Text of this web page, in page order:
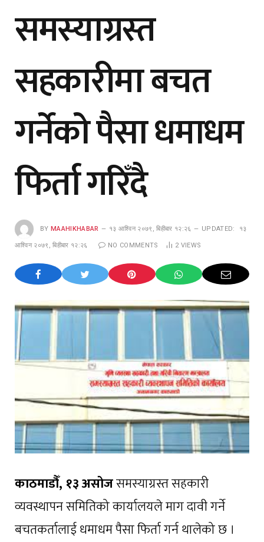
समस्याग्रस्त
सहकारीमा बचत
गर्नेको पैसा धमाधम
फिर्ता गरिँदै
BY MAAHIKHABAR १३ आश्विन २०७९, बिहीबार १२:२६ UPDATED: १३
आश्विन २०७९, बिहीबार १२:२६ NO COMMENTS 2 VIEWS
काठमाडौँ, १३ असोजसमस्याग्रस्त सहकारी
व्यवस्थापन समितिको कार्यालयले माग दावी गर्ने
बचतकर्तालाई धमाधम पैसा फिर्ता गर्न थालेको छ ।